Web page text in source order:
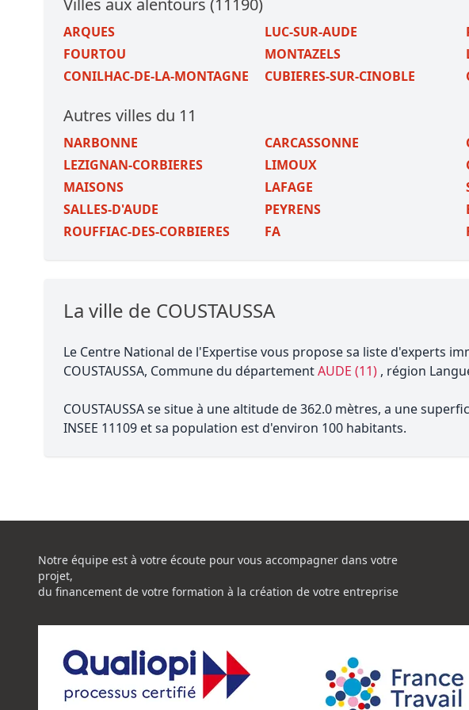
Villes aux alentours (11190)
ARQUES LUC-SUR-AUDE
FOURTOU
MONTAZELS
CONILHAC-DE-LA-MONTAGNE
CUBIERES-SUR-CINOBLE
Autres villes du 11
NARBONNE CARCASSONNE
LEZIGNAN-CORBIERES
LIMOUX
MAISONS
LAFAGE
SALLES-D'AUDE
PEYRENS
ROUFFIAC-DES-CORBIERES
FA
La ville de COUSTAUSSA
Le Centre National de l'Expertise vous propose sa liste d'experts
COUSTAUSSA, Commune du départementAUDE (11) , région
COUSTAUSSA se situe à une altitude de 362.0 mètres, a une
INSEE 11109 et sa population est d'environ 100 habitants.
Notre équipe est à votre écoute pour vous accompagner dans votre
projet,
du financement de votre formation à la création de votre entreprise